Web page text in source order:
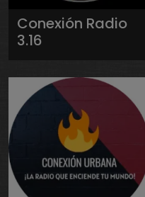
Conexión Radio
3.16